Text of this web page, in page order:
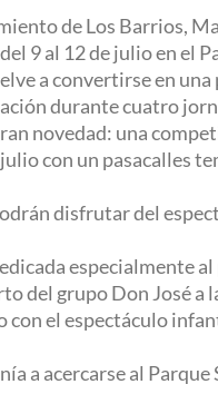
de Los Barrios,
9 al 12 de julio en el
a convertirse en
durante cuatro
novedad: una
con un pasacalles
disfrutar del
especialmente
del grupo Don José a
el espectáculo
a acercarse al